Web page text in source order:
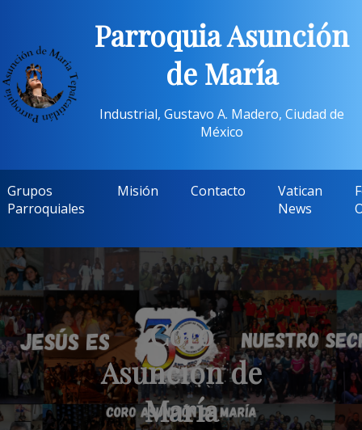
Parroquia Asunción
de María
Industrial, Gustavo A. Madero, Ciudad de
México
Grupos
Parroquiales
Misión Contacto
Vatican
News
Coro
Asunción de
María